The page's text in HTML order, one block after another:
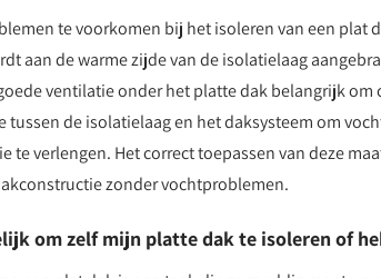
te voorkomen bij het isoleren van een plat
aan de warme zijde van de isolatielaag
ventilatie onder het platte dak belangrijk
tussen de isolatielaag en het daksysteem om
te verlengen. Het correct toepassen van deze
zonder vochtproblemen.
om zelf mijn platte dak te isoleren of